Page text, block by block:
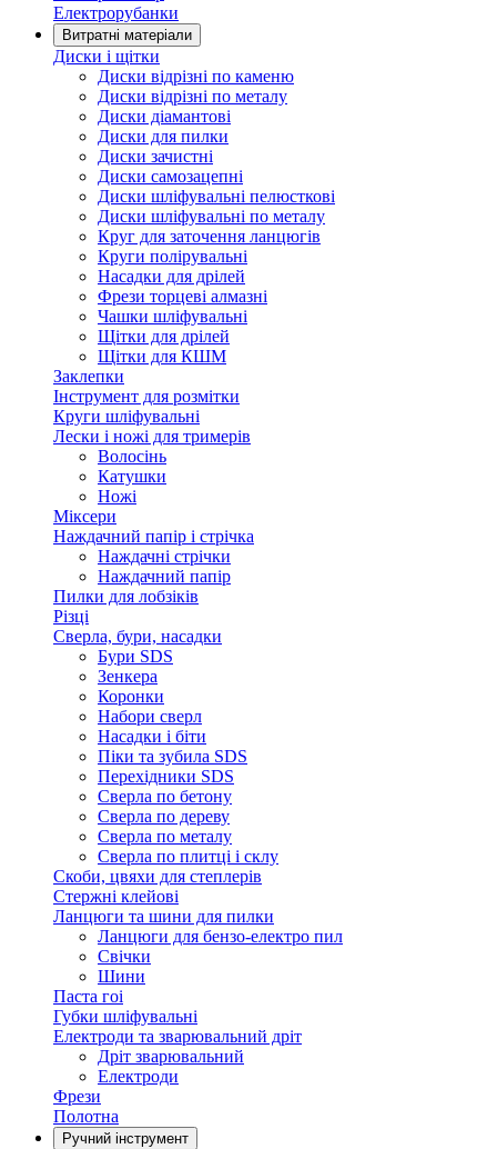
Електрорубанки
Витратні матеріали
Диски і щітки
Диски відрізні по каменю
Диски відрізні по металу
Диски діамантові
Диски для пилки
Диски зачистні
Диски самозацепні
Диски шліфувальні пелюсткові
Диски шліфувальні по металу
Круг для заточення ланцюгів
Круги полірувальні
Насадки для дрілей
Фрези торцеві алмазні
Чашки шліфувальні
Щітки для дрілей
Щітки для КШМ
Заклепки
Інструмент для розмітки
Круги шліфувальні
Лески і ножі для тримерів
Волосінь
Катушки
Ножі
Міксери
Наждачний папір і стрічка
Наждачні стрічки
Наждачний папір
Пилки для лобзіків
Різці
Сверла, бури, насадки
Бури SDS
Зенкера
Коронки
Набори сверл
Насадки і біти
Піки та зубила SDS
Перехідники SDS
Сверла по бетону
Сверла по дереву
Сверла по металу
Сверла по плитці і склу
Скоби, цвяхи для степлерів
Стержні клейові
Ланцюги та шини для пилки
Ланцюги для бензо-електро пил
Свічки
Шини
Паста гоі
Губки шліфувальні
Електроди та зварювальний дріт
Дріт зварювальний
Електроди
Фрези
Полотна
Ручний інструмент